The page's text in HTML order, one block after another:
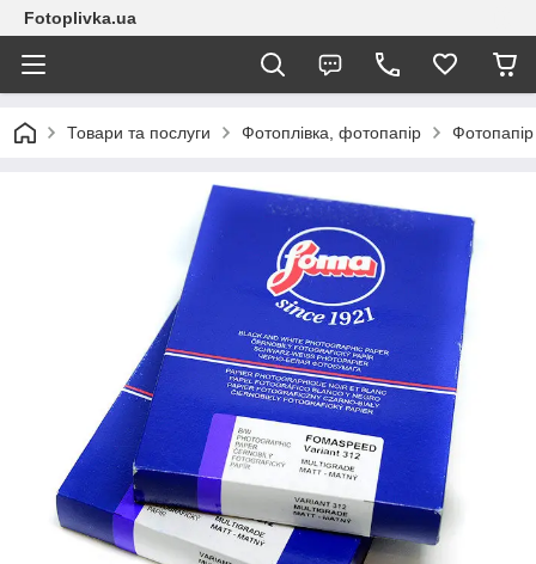
Fotoplivka.ua
Товари та послуги Фотоплівка, фотопапір